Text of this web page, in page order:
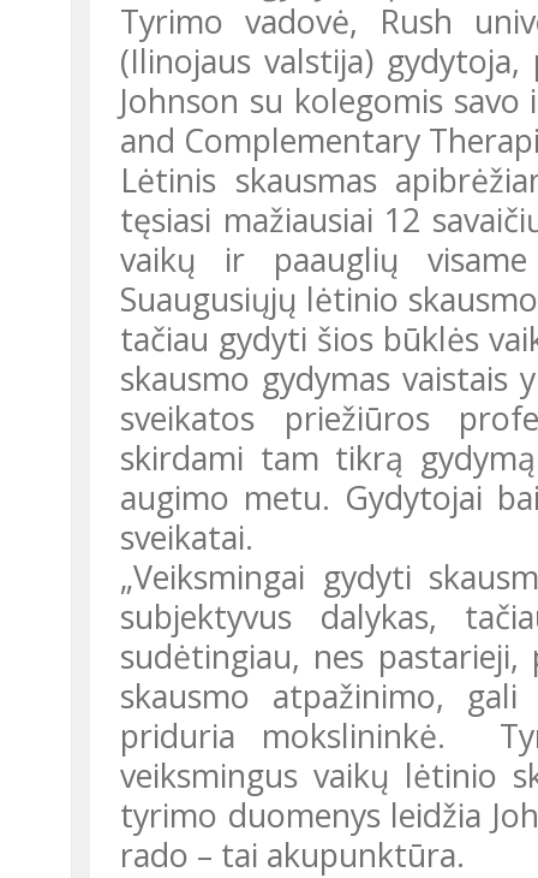
Tyrimo vadovė, Rush universiteto Medicinos centro Čikagoje
(Ilinojaus valstija)
Johnson su kolegomis
and Complementary
Lėtinis skausmas apibrėžiamas kaip bet koks skausmas, kuris
tęsiasi mažiausiai 12
vaikų ir paauglių
Suaugusiųjų lėtinio
tačiau gydyti šios būklės
skausmo gydymas
sveikatos priežiūros
skirdami tam tikrą
augimo metu. Gydytojai
sveikatai.
„Veiksmingai gydyti skausmą gali būti ypač sudėtinga, nes tai
subjektyvus dalykas,
sudėtingiau, nes
skausmo atpažinimo,
priduria mokslininkė.
veiksmingus vaikų lėtinio
tyrimo duomenys leidžia
rado – tai akupunktūra.